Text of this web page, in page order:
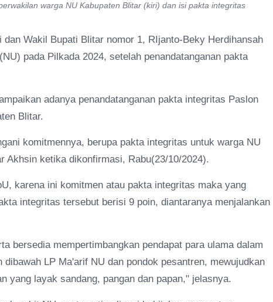
warga NU Kabupaten Blitar (kiri) dan isi pakta integritas
Wakil Bupati Blitar nomor 1, RIjanto-Beky Herdihansah
pada Pilkada 2024, setelah penandatanganan pakta
adanya penandatanganan pakta integritas Paslon
Blitar.
komitmennya, berupa pakta integritas untuk warga NU
Akhsin ketika dikonfirmasi, Rabu(23/10/2024).
karena ini komitmen atau pakta integritas maka yang
integritas tersebut berisi 9 poin, diantaranya menjalankan
bersedia mempertimbangkan pendapat para ulama dalam
LP Ma'arif NU dan pondok pesantren, mewujudkan
yang layak sandang, pangan dan papan," jelasnya.